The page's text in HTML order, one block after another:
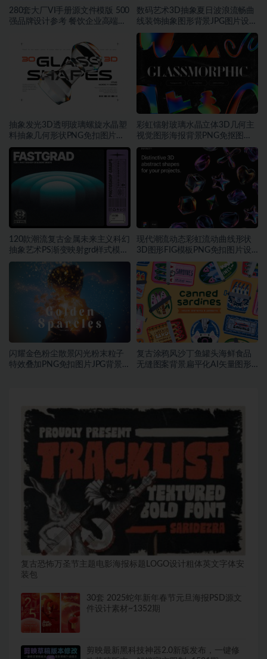
280套大厂VI手册源文件模版 500
强品牌设计参考 餐饮企业高端矢
数码艺术3D抽象夏日波浪流畅曲
线装饰抽象图形背景JPG图片设计
素材
抽象发光3D透明玻璃螺旋水晶塑
料抽象几何形状PNG免扣图片设
计素材
彩虹镭射玻璃水晶立体3D几何主
视觉图形海报背景PNG免抠图片
素材
120款潮流复古金属未来主义科幻
抽象艺术PS渐变映射grd样式模板
素材
现代潮流动态彩虹流动曲线形状
3D图形FIG模板PNG免扣图片设
计素材
闪耀金色粉尘散景闪光粉末粒子
特效叠加PNG免扣图片JPG背景素
复古涂鸦风沙丁鱼罐头海鲜食品
无缝图案背景扁平化AI矢量图形
复古恐怖万圣节主题电影海报标题LOGO设计粗体英文字体安
装包
30套 2025蛇年新年春节元旦海报PSD源文
件设计素材~1352期
剪映最新黑科技神器2.0新版发布，一键修